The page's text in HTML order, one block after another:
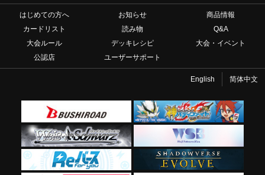
はじめての方へ お知らせ
商品情報
カードリスト
読み物
Q&A
大会ルール
デッキレシピ
大会・イベント
公認店
ユーザーサポート
English 简体中文